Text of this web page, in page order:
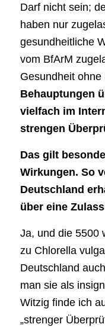
Darf nicht sein;
haben nur
gesundheitliche
vom BfArM
Gesundheit ohne
Behauptungen
vielfach im
strengen
Das gilt
Wirkungen. So
Deutschland
über eine
Ja, und die 5500
zu Chlorella
Deutschland
man sie als
Witzig finde ich
„strenger